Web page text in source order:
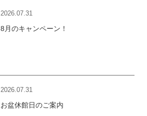
2026.07.31
8月のキャンペーン！
2026.07.31
お盆休館日のご案内